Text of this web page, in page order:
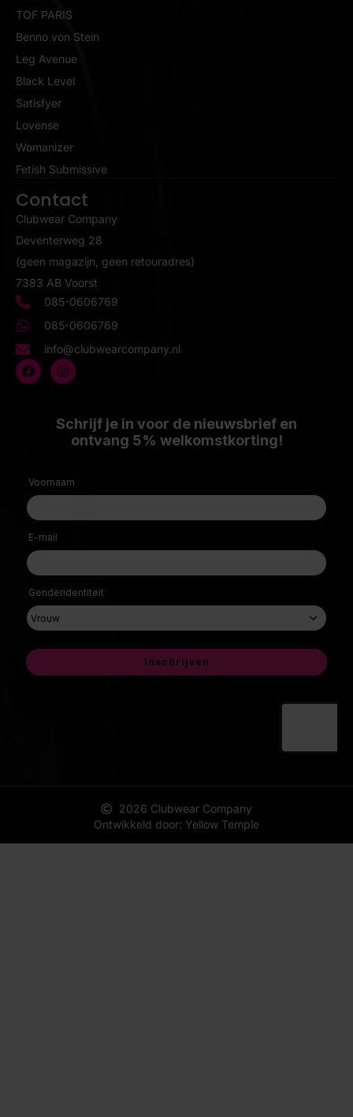
TOF PARIS
Benno von Stein
Leg Avenue
Black Level
Satisfyer
Lovense
Womanizer
Fetish Submissive
Contact
Clubwear Company
Deventerweg 28
(geen magazijn, geen retouradres)
7383 AB Voorst
085-0606769
085-0606769
info@clubwearcompany.nl
2026 Clubwear Company
Ontwikkeld door: Yellow Temple